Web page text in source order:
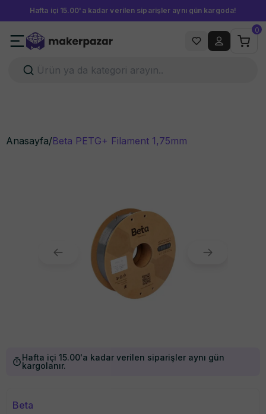
Hafta içi 15.00'a kadar verilen siparişler aynı gün kargoda!
0
Anasayfa/Beta PETG+ Filament 1,75mm
Hafta içi 15.00'a kadar verilen siparişler aynı gün
kargolanır.
Beta